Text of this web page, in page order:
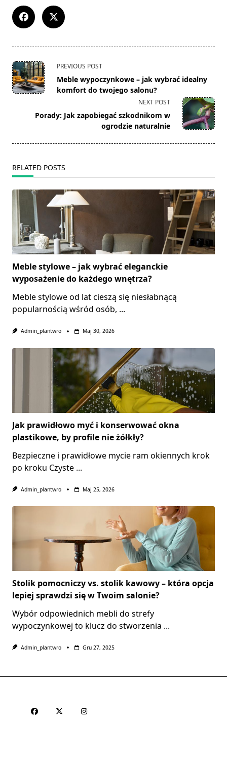
<span
class="nav-
subtitle
reader-
PREVIOUS POST
Meble wypoczynkowe – jak wybrać idealny
komfort do twojego salonu?
NEXT POST
Porady: Jak zapobiegać szkodnikom w
ogrodzie naturalnie
RELATED POSTS
Meble stylowe – jak wybrać eleganckie
wyposażenie do każdego wnętrza?
Meble stylowe od lat cieszą się niesłabnącą
popularnością wśród osób, ...
Admin_plantwro Maj 30, 2026
Jak prawidłowo myć i konserwować okna
plastikowe, by profile nie żółkły?
Bezpieczne i prawidłowe mycie ram okiennych krok
po kroku Czyste ...
Admin_plantwro Maj 25, 2026
Stolik pomocniczy vs. stolik kawowy – która opcja
lepiej sprawdzi się w Twoim salonie?
Wybór odpowiednich mebli do strefy
wypoczynkowej to klucz do stworzenia ...
Admin_plantwro Gru 27, 2025